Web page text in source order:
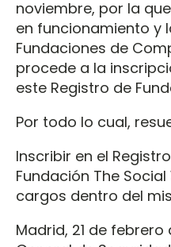
noviembre, por la
en funcionamiento y
Fundaciones de
procede a la
este Registro de
Por todo lo cual,
Inscribir en el
Fundación The
cargos dentro del
Madrid, 21 de febrero